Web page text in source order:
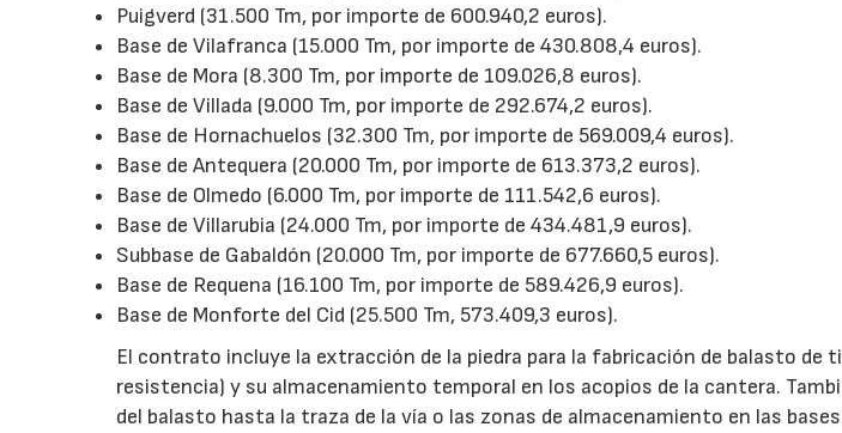
Puigverd (31.500 Tm, por importe de 600.940,2 euros).
Base de Vilafranca (15.000 Tm, por importe de 430.808,4 euros).
Base de Mora (8.300 Tm, por importe de 109.026,8 euros).
Base de Villada (9.000 Tm, por importe de 292.674,2 euros).
Base de Hornachuelos (32.300 Tm, por importe de 569.009,4 euros).
Base de Antequera (20.000 Tm, por importe de 613.373,2 euros).
Base de Olmedo (6.000 Tm, por importe de 111.542,6 euros).
Base de Villarubia (24.000 Tm, por importe de 434.481,9 euros).
Subbase de Gabaldón (20.000 Tm, por importe de 677.660,5 euros).
Base de Requena (16.100 Tm, por importe de 589.426,9 euros).
Base de Monforte del Cid (25.500 Tm, 573.409,3 euros).
El contrato incluye la extracción de la piedra para la fabricación de balasto de
resistencia) y su almacenamiento temporal en los acopios de la cantera.
del balasto hasta la traza de la vía o las zonas de almacenamiento en las